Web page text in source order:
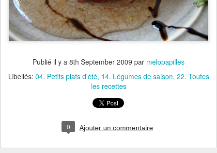
Publié il y a 8th September 2009 par melopapilles
Libellés: 04. Petits plats d'été 14. Légumes de saison 22. Toutes
les recettes
0 Ajouter un commentaire